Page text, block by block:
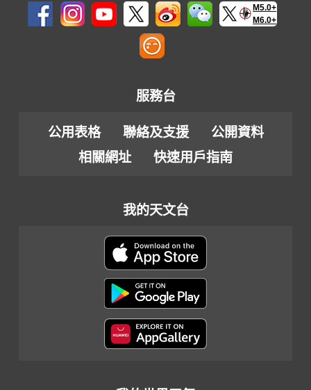
M5.0+
M6.0+
服務台
公用表格 聯絡及支援
公開資料
相關網址
快速用戶指南
我的天文台